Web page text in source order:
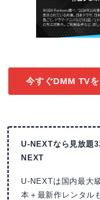
今すぐDMM TV
U-NEXTなら見放題
NEXT
U-NEXTは国内最大
本＋最新作レンタル